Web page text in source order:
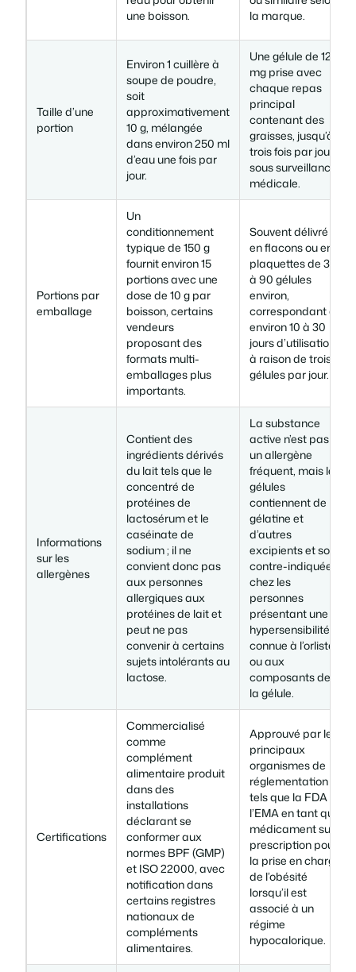
une boisson.
la marque.
Taille d’une
portion
Environ 1 cuillère à
soupe de poudre,
soit
approximativement
10 g, mélangée
dans environ 250 ml
d’eau une fois par
jour.
Une gélule de 120
mg prise avec
chaque repas
principal
contenant des
graisses, jusqu’à
trois fois par jour
sous surveillance
médicale.
Portions par
emballage
Un
conditionnement
typique de 150 g
fournit environ 15
portions avec une
dose de 10 g par
boisson, certains
vendeurs
proposant des
formats multi-
emballages plus
importants.
Souvent délivré
en flacons ou en
plaquettes de 30
à 90 gélules
environ,
correspondant à
environ 10 à 30
jours d’utilisation
à raison de trois
gélules par jour.
Informations
sur les
allergènes
Contient des
ingrédients dérivés
du lait tels que le
concentré de
protéines de
lactosérum et le
caséinate de
sodium ; il ne
convient donc pas
aux personnes
allergiques aux
protéines de lait et
peut ne pas
convenir à certains
sujets intolérants au
lactose.
La substance
active n’est pas
un allergène
fréquent, mais les
gélules
contiennent de la
gélatine et
d’autres
excipients et sont
contre-indiquées
chez les
personnes
présentant une
hypersensibilité
connue à l’orlistat
ou aux
composants de
la gélule.
Certifications
Commercialisé
comme
complément
alimentaire produit
dans des
installations
déclarant se
conformer aux
normes BPF (GMP)
et ISO 22000, avec
notification dans
certains registres
nationaux de
compléments
alimentaires.
Approuvé par les
principaux
organismes de
réglementation
tels que la FDA et
l’EMA en tant que
médicament sur
prescription pour
la prise en charge
de l’obésité
lorsqu’il est
associé à un
régime
hypocalorique.